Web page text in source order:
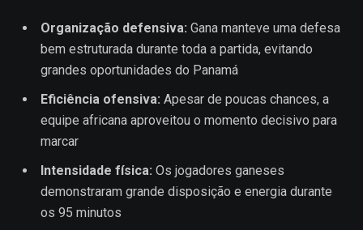
Organização defensiva: Gana manteve uma defesa
bem estruturada durante toda a partida, evitando
grandes oportunidades do Panamá
Eficiência ofensiva: Apesar de poucas chances, a
equipe africana aproveitou o momento decisivo para
marcar
Intensidade física: Os jogadores ganeses
demonstraram grande disposição e energia durante
os 95 minutos